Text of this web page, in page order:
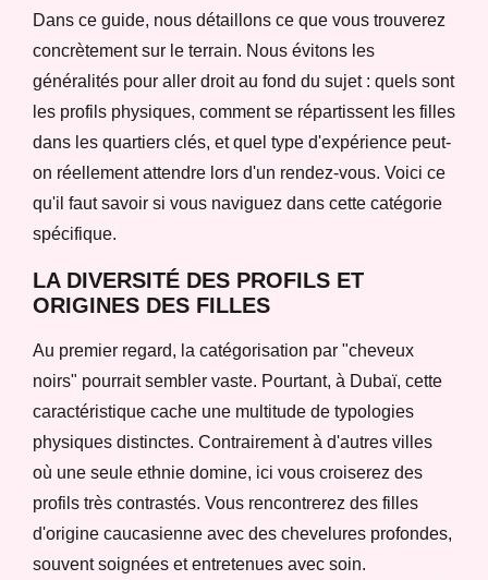
Dans ce guide, nous détaillons ce que vous trouverez
concrètement sur le terrain. Nous évitons les
généralités pour aller droit au fond du sujet : quels sont
les profils physiques, comment se répartissent les filles
dans les quartiers clés, et quel type d'expérience peut-
on réellement attendre lors d'un rendez-vous. Voici ce
qu'il faut savoir si vous naviguez dans cette catégorie
spécifique.
LA DIVERSITÉ DES PROFILS ET
ORIGINES DES FILLES
Au premier regard, la catégorisation par "cheveux
noirs" pourrait sembler vaste. Pourtant, à Dubaï, cette
caractéristique cache une multitude de typologies
physiques distinctes. Contrairement à d'autres villes
où une seule ethnie domine, ici vous croiserez des
profils très contrastés. Vous rencontrerez des filles
d'origine caucasienne avec des chevelures profondes,
souvent soignées et entretenues avec soin.